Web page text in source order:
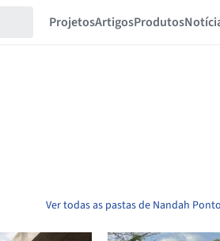
ProjetosArtigosProdutos
Ver todas as pastas de Nandah